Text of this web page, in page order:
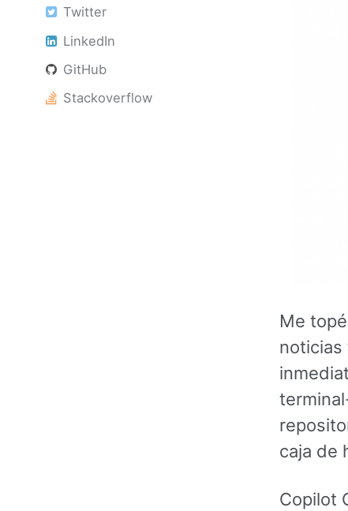
Twitter
LinkedIn
GitHub
Stackoverflow
Me
noticias
caja de
Copilot